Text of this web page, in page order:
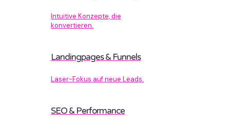
Intuitive Konzepte, die
konvertieren.
Landingpages & Funnels
Laser-Fokus auf neue Leads.
SEO & Performance